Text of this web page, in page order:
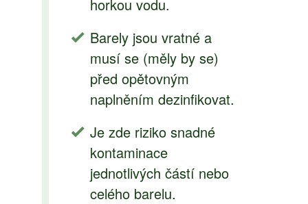
horkou vodu.
Barely jsou vratné a
musí se (měly by se)
před opětovným
naplněním dezinfikovat.
Je zde riziko snadné
kontaminace
jednotlivých částí nebo
celého barelu.